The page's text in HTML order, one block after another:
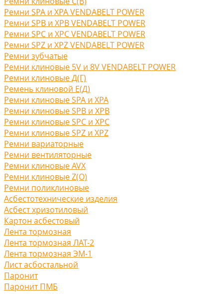
Ремни SPA и XPA VENDABELT POWER
Ремни SPB и XPB VENDABELT POWER
Ремни SPC и XPC VENDABELT POWER
Ремни SPZ и XPZ VENDABELT POWER
Ремни зубчатые
Ремни клиновые 5V и 8V VENDABELT POWER
Ремни клиновые Д(Г)
Ремень клиновой Е(Д)
Ремни клиновые SPA и XPA
Ремни клиновые SPB и XPB
Ремни клиновые SPC и XPC
Ремни клиновые SPZ и XPZ
Ремни вариаторные
Ремни вентиляторные
Ремни клиновые AVX
Ремни клиновые Z(O)
Ремни поликлиновые
Асбестотехнические изделия
Асбест хризотиловый
Картон асбестовый
Лента тормозная
Лента тормозная ЛАТ-2
Лента тормозная ЭМ-1
Лист асбостальной
Паронит
Паронит ПМБ